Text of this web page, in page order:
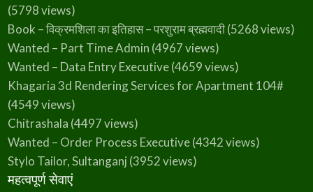
(5798 views)
Book – विक्रमशिला का इतिहास – परशुराम ब्रह्मवादी(5268 views)
Wanted – Part Time Admin (4967 views)
Wanted – Data Entry Executive(4659 views)
Khagaria 3d Rendering Services for Apartment 104#
(4549 views)
Chitrashala (4497 views)
Wanted – Order Process Executive(4342 views)
Stylo Tailor, Sultanganj (3952 views)
महत्वपूर्ण सेवाएं